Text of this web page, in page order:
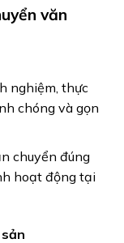
văn
nghiệm, thực
chóng và gọn
chuyển đúng
hoạt động tại